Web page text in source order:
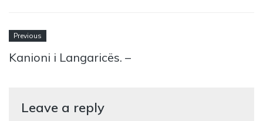
Previous
Kanioni i Langaricës. –
Leave a reply